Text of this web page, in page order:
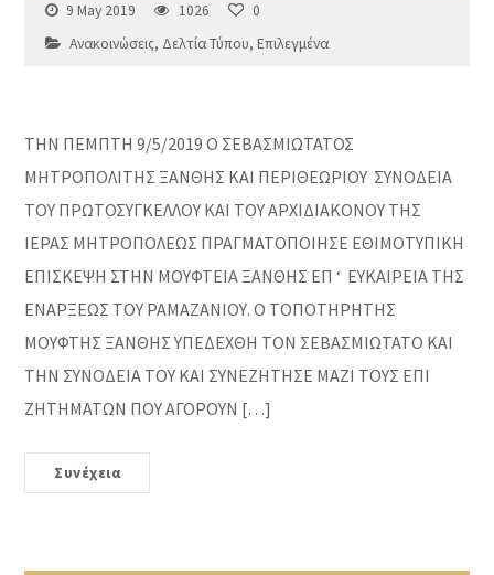
9 May 2019 1026
0
Ανακοινώσεις, Δελτία Τύπου,Επιλεγμένα
ΤΗΝ ΠΕΜΠΤΗ 9/5/2019 Ο ΣΕΒΑΣΜΙΩΤΑΤΟΣ
ΜΗΤΡΟΠΟΛΙΤΗΣ ΞΑΝΘΗΣ ΚΑΙ ΠΕΡΙΘΕΩΡΙΟΥ ΣΥΝΟΔΕΙΑ
ΤΟΥ ΠΡΩΤΟΣΥΓΚΕΛΛΟΥ ΚΑΙ ΤΟΥ ΑΡΧΙΔΙΑΚΟΝΟΥ ΤΗΣ
ΙΕΡΑΣ ΜΗΤΡΟΠΟΛΕΩΣ ΠΡΑΓΜΑΤΟΠΟΙΗΣΕ ΕΘΙΜΟΤΥΠΙΚΗ
ΕΠΙΣΚΕΨΗ ΣΤΗΝ ΜΟΥΦΤΕΙΑ ΞΑΝΘΗΣ ΕΠ ‘ ΕΥΚΑΙΡΕΙΑ ΤΗΣ
ΕΝΑΡΞΕΩΣ ΤΟΥ ΡΑΜΑΖΑΝΙΟΥ. Ο ΤΟΠΟΤΗΡΗΤΗΣ
ΜΟΥΦΤΗΣ ΞΑΝΘΗΣ ΥΠΕΔΕΧΘΗ ΤΟΝ ΣΕΒΑΣΜΙΩΤΑΤΟ ΚΑΙ
ΤΗΝ ΣΥΝΟΔΕΙΑ ΤΟΥ ΚΑΙ ΣΥΝΕΖΗΤΗΣΕ ΜΑΖΙ ΤΟΥΣ ΕΠΙ
ΖΗΤΗΜΑΤΩΝ ΠΟΥ ΑΓΟΡΟΥΝ […]
Συνέχεια